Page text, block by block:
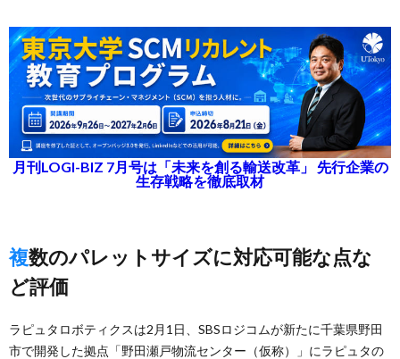
月刊LOGI-BIZ 7月号は「未来を創る輸送改革」 先行企業の
生存戦略を徹底取材
複数のパレットサイズに対応可能な点な
ど評価
ラピュタロボティクスは2月1日、SBSロジコムが新たに千葉県野田
市で開発した拠点「野田瀬戸物流センター（仮称）」にラピュタの